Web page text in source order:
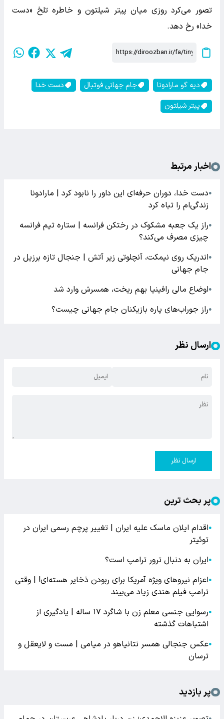
تصور می‌کرد روزی میان پیتر شیلتون و خاطره تلخ «دست
خدا» رخ دهد.
دیه گو مارادونا جام جهانی فوتبال
دست خدا
پیتر شیلتون
اخبار مرتبط
●دست خدا، دوران حرفه‌ای این داور را نابود کرد | مارادونا
زندگی‌ام را تباه کرد
●راز یک جعبه مشکوک در رختکن فرانسه | ستاره تیم فرانسه
چیزی مصرف می‌کند؟
●اندریک روی نیمکت، آنچلوتی زیر آتش | جنجال تازه برزیل در
جام جهانی
●اوضاع مالی رافینیا بهم ریخت، همسرش وارد شد
●راز جوراب‌های پاره بازیکنان جام جهانی چیست؟
ارسال نظر
ارسال نظر
پر بحث ترین
●اقدام ایلان ماسک علیه ایران | تغییر پرچم رسمی ایران در
توئیتر
●ایران به دنبال ترور ترامپ است؟
●اعزام نیروهای ویژه آمریکا برای ربودن ذخایر هسته‌ای! | وقتی
ترامپ فیلم هندی زیاد می‌بیند
●
رسوایی جنسی معلم زن با شاگرد ۱۷ ساله | یادگیری از
اشتباهات گذشته
●عکس جنجالی همسر نتانیاهو در میامی | مست و لایعقل و
ترسان
پر بازدید